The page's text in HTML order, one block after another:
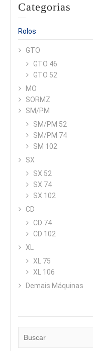
Categorias
Rolos
GTO
GTO 46
GTO 52
MO
SORMZ
SM/PM
SM/PM 52
SM/PM 74
SM 102
SX
SX 52
SX 74
SX 102
CD
CD 74
CD 102
XL
XL 75
XL 106
Demais Máquinas